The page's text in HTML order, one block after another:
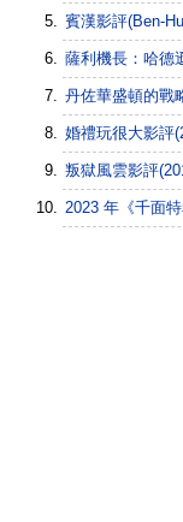
賓漢影評(Ben-
薩利機長：哈德
丹佐華盛頓的戰
婚禮玩很大影評
叛獄風雲影評
2023 年《千面